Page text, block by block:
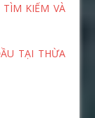
KIẾM VÀ
TẠI THỪA